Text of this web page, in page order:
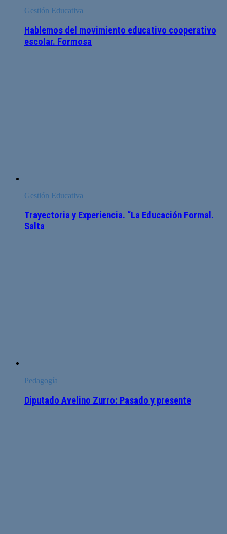
Gestión Educativa
Hablemos del movimiento educativo cooperativo
escolar. Formosa
Gestión Educativa
Trayectoria y Experiencia. “La Educación Formal.
Salta
Pedagogía
Diputado Avelino Zurro: Pasado y presente